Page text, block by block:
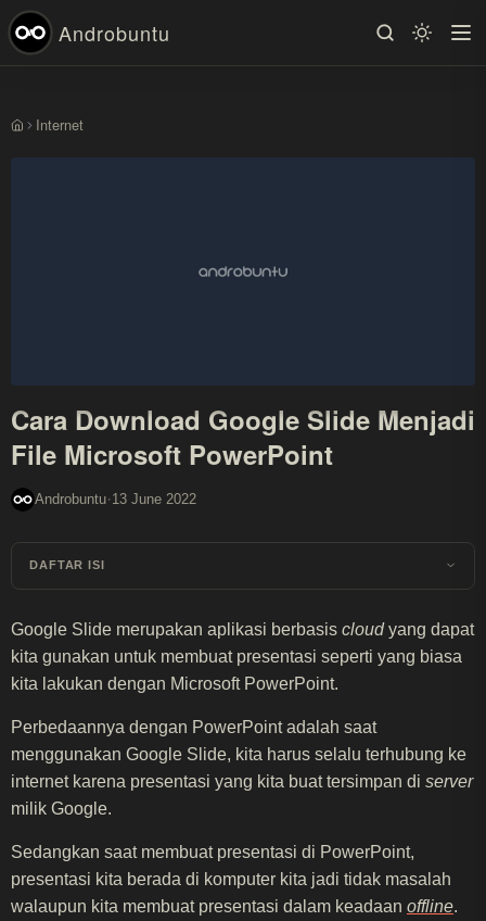
Androbuntu
BerandaInternet
Cara Download Google Slide Menjadi
File Microsoft PowerPoint
Androbuntu·13 June 2022
DAFTAR ISI
Google Slide merupakan aplikasi berbasis cloudyang dapat
kita gunakan untuk membuat presentasi seperti yang biasa
kita lakukan dengan Microsoft PowerPoint.
Perbedaannya dengan PowerPoint adalah saat
menggunakan Google Slide, kita harus selalu terhubung ke
internet karena presentasi yang kita buat tersimpan di server
milik Google.
Sedangkan saat membuat presentasi di PowerPoint,
presentasi kita berada di komputer kita jadi tidak masalah
walaupun kita membuat presentasi dalam keadaan offline.